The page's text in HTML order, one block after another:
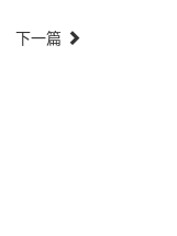
下一篇